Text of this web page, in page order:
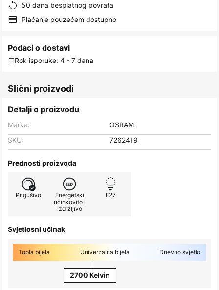
50 dana besplatnog povrata
Plaćanje pouzećem dostupno
Podaci o dostavi
Rok isporuke: 4 - 7 dana
Slični proizvodi
Detalji o proizvodu
Marka:
OSRAM
SKU:
7262419
Prednosti proizvoda
Prigušivo
Energetski
učinkovito i
izdržljivo
E27
Svjetlosni učinak
Topla bijela Univerzalna bijela Dnevno svjetlo
2700 Kelvin